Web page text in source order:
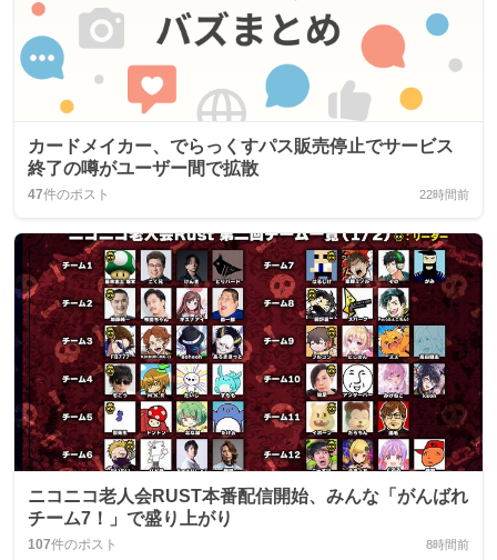
カードメイカー、でらっくすパス販売停止でサービス
終了の噂がユーザー間で拡散
47件のポスト 22時間前
ニコニコ老人会RUST本番配信開始、みんな「がんばれ
チーム7！」で盛り上がり
107件のポスト 8時間前